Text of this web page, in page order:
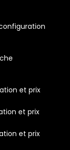
et prix
et prix
et prix